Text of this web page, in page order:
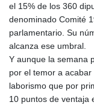
el 15% de los 360
denominado Comité
parlamentario. Su
alcanza ese umbral.
Y aunque la semana
por el temor a
laborismo que por
10 puntos de ventaja